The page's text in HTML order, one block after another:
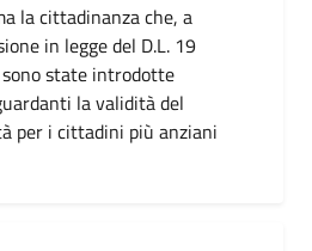
la cittadinanza che, a
in legge del D.L. 19
state introdotte
la validità del
per i cittadini più anziani